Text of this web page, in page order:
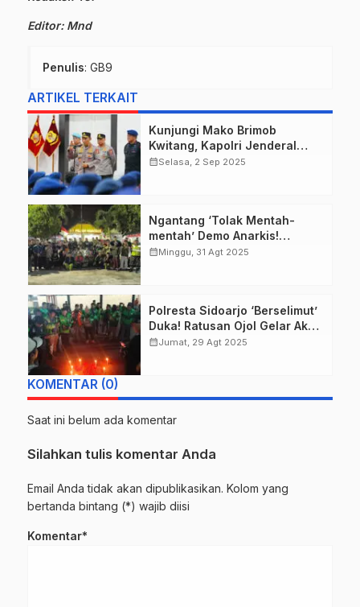
Editor: Mnd
Penulis: GB9
ARTIKEL TERKAIT
Kunjungi Mako Brimob
Kwitang, Kapolri Jenderal
Listyo Sigit Apresiasi
calendar_monthSelasa, 2 Sep 2025
Ngantang ‘Tolak Mentah-
mentah’ Demo Anarkis!
Masyarakat Bersama TNI-Polri
calendar_monthMinggu, 31 Agt 2025
Polresta Sidoarjo ‘Berselimut’
Duka! Ratusan Ojol Gelar Aksi
Solidaritas Nyalakan Lilin,
Ketertiban!
calendar_monthJumat, 29 Agt 2025
KOMENTAR (0)
Saat ini belum ada komentar
Silahkan tulis komentar Anda
Email Anda tidak akan dipublikasikan. Kolom yang
bertanda bintang (*) wajib diisi
Komentar*